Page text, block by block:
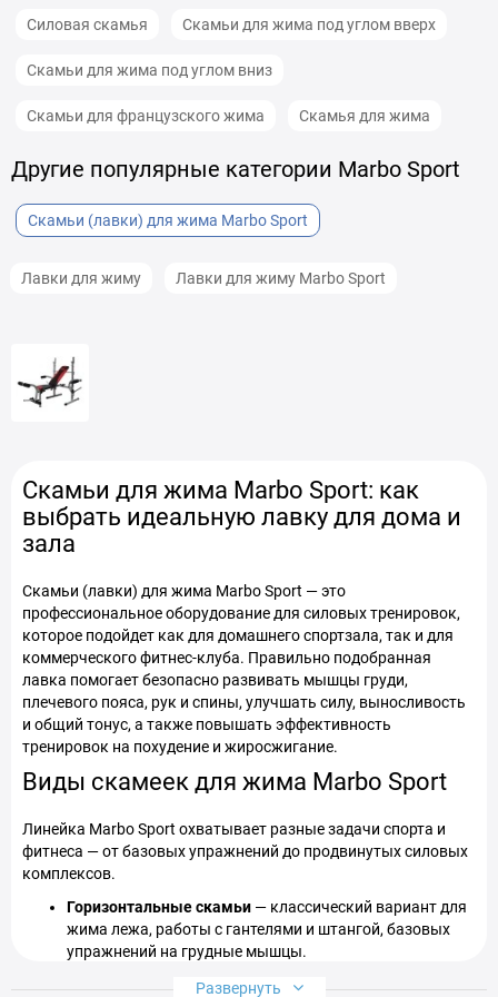
Силовая скамья Скамьи для жима под углом вверх
Скамьи для жима под углом вниз
Скамьи для французского жима Скамья для жима
Другие популярные категории Marbo Sport
Скамьи (лавки) для жима Marbo Sport
Лавки для жиму Лавки для жиму Marbo Sport
Скамьи для жима Marbo Sport: как
выбрать идеальную лавку для дома и
зала
Скамьи (лавки) для жима Marbo Sport — это
профессиональное оборудование для силовых тренировок,
которое подойдет как для домашнего спортзала, так и для
коммерческого фитнес-клуба. Правильно подобранная
лавка помогает безопасно развивать мышцы груди,
плечевого пояса, рук и спины, улучшать силу, выносливость
и общий тонус, а также повышать эффективность
тренировок на похудение и жиросжигание.
Виды скамеек для жима Marbo Sport
Линейка Marbo Sport охватывает разные задачи спорта и
фитнеса — от базовых упражнений до продвинутых силовых
комплексов.
Горизонтальные скамьи — классический вариант для
жима лежа, работы с гантелями и штангой, базовых
упражнений на грудные мышцы.
Развернуть